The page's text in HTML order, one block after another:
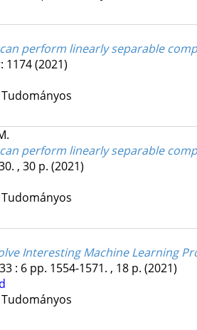
perform linearly separable
1174(2021)
perform linearly separable
, 30 p. (2021)
Interesting Machine Learning
33: 6 pp. 1554-1571. , 18 p. (2021)